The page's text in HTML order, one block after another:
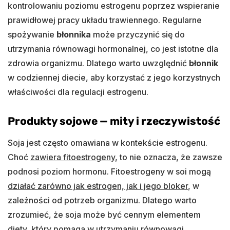
kontrolowaniu poziomu estrogenu poprzez wspieranie
prawidłowej pracy układu trawiennego. Regularne
spożywanie błonnika może przyczynić się do
utrzymania równowagi hormonalnej, co jest istotne dla
zdrowia organizmu. Dlatego warto uwzględnić błonnik
w codziennej diecie, aby korzystać z jego korzystnych
właściwości dla regulacji estrogenu.
Produkty sojowe — mity i rzeczywistość
Soja jest często omawiana w kontekście estrogenu.
Choć zawiera fitoestrogeny, to nie oznacza, że zawsze
podnosi poziom hormonu. Fitoestrogeny w soi mogą
działać zarówno jak estrogen, jak i jego bloker, w
zależności od potrzeb organizmu. Dlatego warto
zrozumieć, że soja może być cennym elementem